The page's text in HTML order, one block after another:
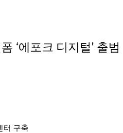
‘에포크 디지털’ 출범
터 구축